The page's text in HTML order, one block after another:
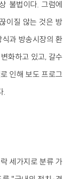
불법이다. 그럼에
이질 않는 것은 방
과 방송시장의 환
화하고 있고, 갈수
인해 보도 프로그
.
세가지로 분류 가